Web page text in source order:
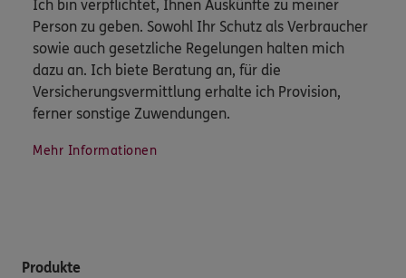
Ich bin verpflichtet, Ihnen Auskünfte zu meiner
Person zu geben. Sowohl Ihr Schutz als Verbraucher
sowie auch gesetzliche Regelungen halten mich
dazu an. Ich biete Beratung an, für die
Versicherungsvermittlung erhalte ich Provision,
ferner sonstige Zuwendungen.
Mehr Informationen
Produkte